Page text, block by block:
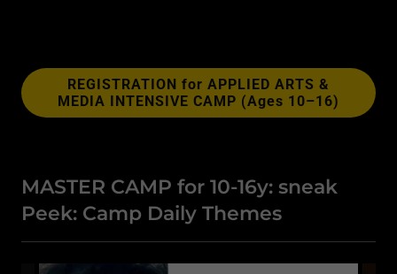
REGISTRATION for APPLIED ARTS &
MEDIA INTENSIVE CAMP (Ages 10–16)
MASTER CAMP for 10-16y: sneak
Peek: Camp Daily Themes